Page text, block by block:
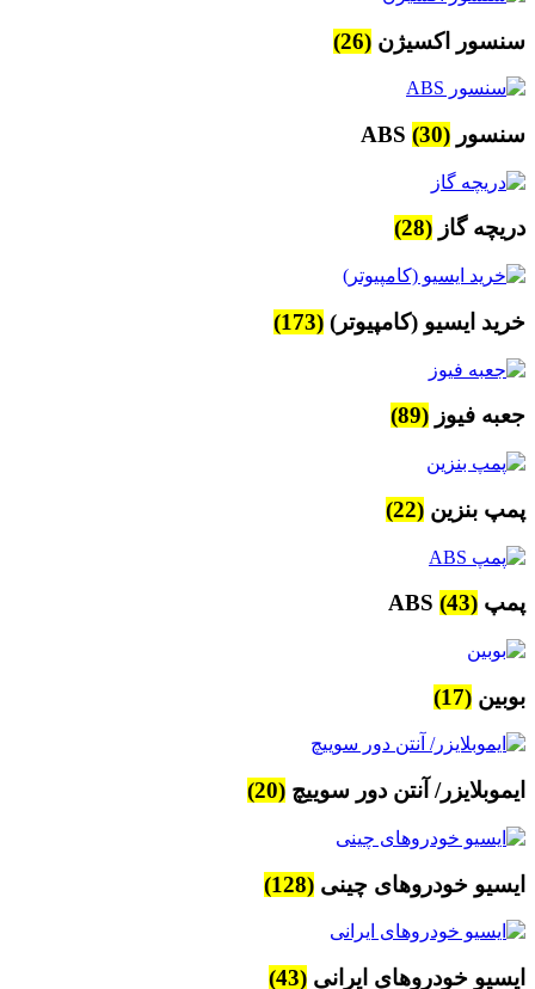
سنسور اکسیژن (26)
سنسور ABS (30)
دریچه گاز (28)
خرید ایسیو (کامپیوتر) (173)
جعبه فیوز (89)
پمپ بنزین (22)
پمپ ABS (43)
بوبین (17)
ایموبلایزر/ آنتن دور سوییچ (20)
ایسیو خودروهای چینی (128)
ایسیو خودروهای ایرانی (43)